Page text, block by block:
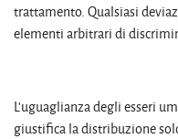
trattamento. Qualsiasi
elementi arbitrari di
L’uguaglianza degli esseri
giustifica la distribuzione